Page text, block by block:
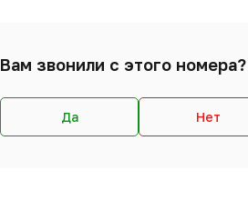
Вам звонили с этого номера?
Да Нет